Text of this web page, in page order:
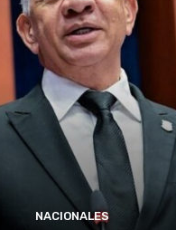
NACIONALES